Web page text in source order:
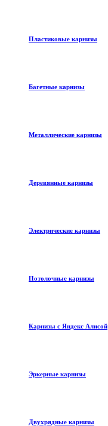
Пластиковые карнизы
Багетные карнизы
Металлические карнизы
Деревянные карнизы
Электрические карнизы
Потолочные карнизы
Карнизы с Яндекс Алисой
Эркерные карнизы
Двухрядные карнизы